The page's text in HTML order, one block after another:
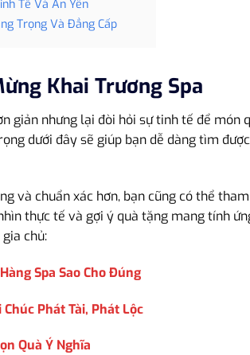
Tế Và An Yên
Trọng Và Đẳng Cấp
Khai Trương Spa
giản nhưng lại đòi hỏi sự tinh tế để món
dưới đây sẽ giúp bạn dễ dàng tìm
và chuẩn xác hơn, bạn cũng có thể
thực tế và gợi ý quà tặng mang tính
chủ:
Spa Sao Cho Đúng
Phát Tài, Phát Lộc
Quà Ý Nghĩa